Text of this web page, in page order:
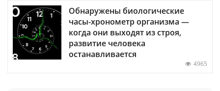
Обнаружены биологические
часы-хронометр организма —
когда они выходят из строя,
развитие человека
останавливается
4965